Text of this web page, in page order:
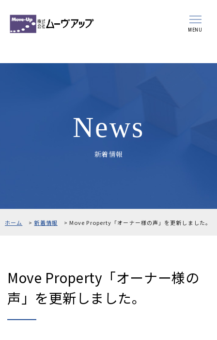
スタッフ紹介
お問い合わせ
MENU
News
新着情報
ホーム 新着情報 Move Property「オーナー様の声」を更新しました。
Move Property「オーナー様の
声」を更新しました。